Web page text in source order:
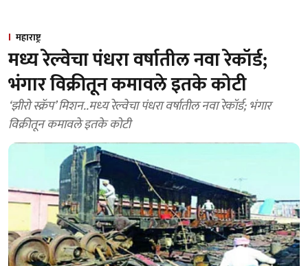
महाराष्ट्र
मध्‍य रेल्वेचा पंधरा वर्षातील नवा रेकॉर्ड;
भंगार विक्रीतून कमावले इतके कोटी
‘झीरो स्क्रॅप’ मिशन..मध्‍य रेल्वेचा पंधरा वर्षातील नवा रेकॉर्ड; भंगार
विक्रीतून कमावले इतके कोटी